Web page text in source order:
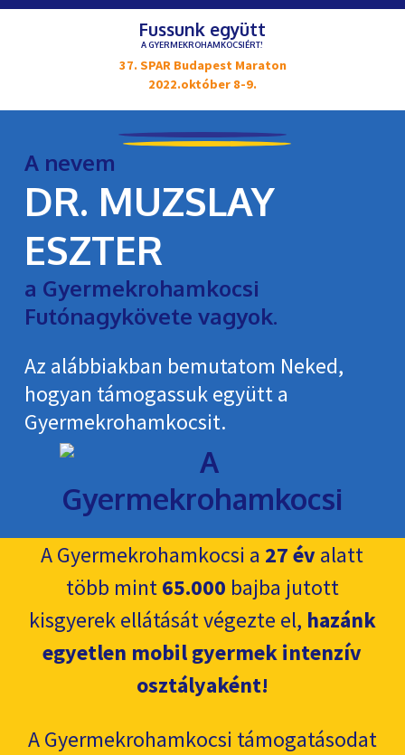
Fussunk együtt
A GYERMEKROHAMKOCSIÉRT!
37. SPAR Budapest Maraton
2022.október 8-9.
A nevem
DR. MUZSLAY
ESZTER
a Gyermekrohamkocsi
Futónagykövete vagyok.
Az alábbiakban bemutatom Neked,
hogyan támogassuk együtt a
Gyermekroham­kocsit.
A Gyermekrohamkocsi a 27 évalatt
több mint65.000 bajba jutott
kisgyerek ellátását végezte el, hazánk
egyetlen mobil gyermek intenzív
osztályaként!
A Gyermekrohamkocsi támogatásodat